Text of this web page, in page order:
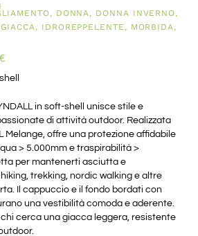
, DONNA, DONNA INVERNO ,
GIACCA, IDROREPPELENTE , MORBIDA,
€
in soft-shell unisce stile e
di attività outdoor. Realizzata
Melange, offre una protezione affidabile
> 5.000mm e traspirabilità >
per mantenerti asciutta e
trekking, nordic walking e altre
Il cappuccio e il fondo bordati con
una vestibilità comoda e aderente.
cerca una giacca leggera, resistente